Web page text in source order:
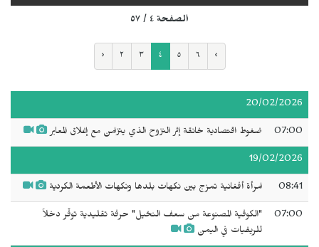
الصفحة ٤ / ٥٧
‹ ٢ ٣ ٤ ٥ ٦ ›
20/02/2026
07:00 ضغوط اقتصادية خانقة إثر النزوح الذي يتزامن مع إغلاق المعابر
19/02/2026
08:41 امرأة أفغانية تمزج بين نكهات بلدها ونكهات الأطعمة الكردية
07:00
"الكوفية المصنوعة من سعف النخيل" حرفة تقليدية توفّر دخلاً
للريفيات في اليمن